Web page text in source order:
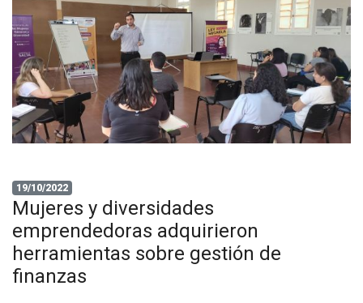
19/10/2022
Mujeres y diversidades
emprendedoras adquirieron
herramientas sobre gestión de
finanzas